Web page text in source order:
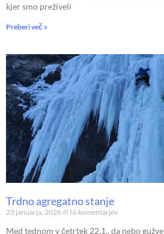
kjer smo preživeli
Preberi več »
Trdno agregatno stanje
23 januarja, 2026 Ni komentarjev
Med tednom v četrtek 22.1., da nebo gužve